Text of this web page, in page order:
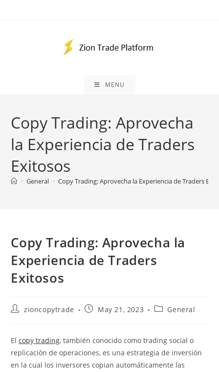
MENU
Copy Trading: Aprovecha
la Experiencia de Traders
Exitosos
> General > Copy Trading: Aprovecha la Experiencia de Traders
Copy Trading: Aprovecha la
Experiencia de Traders
Exitosos
Postzioncopytrade
PostMay 21, 2023
PostGeneral
Elcopy trading, también conocido como trading social o
replicación de operaciones, es una estrategia de inversión
en la cual los inversores copian automáticamente las